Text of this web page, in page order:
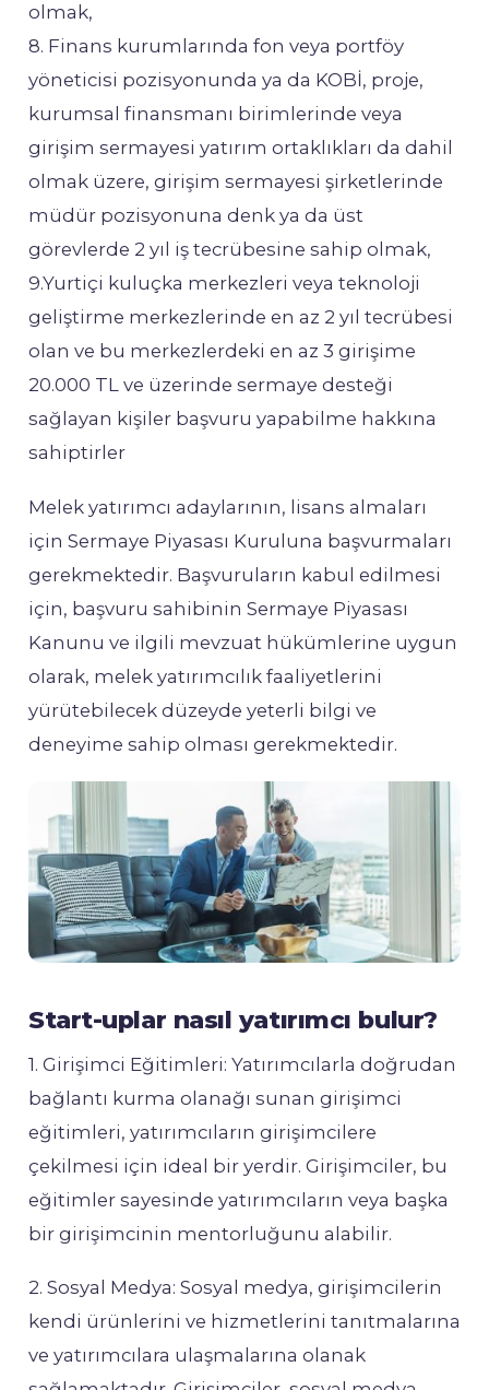
olmak,
8. Finans kurumlarında fon veya portföy
yöneticisi pozisyonunda ya da KOBİ, proje,
kurumsal finansmanı birimlerinde veya
girişim sermayesi yatırım ortaklıkları da dahil
olmak üzere, girişim sermayesi şirketlerinde
müdür pozisyonuna denk ya da üst
görevlerde 2 yıl iş tecrübesine sahip olmak,
9.Yurtiçi kuluçka merkezleri veya teknoloji
geliştirme merkezlerinde en az 2 yıl tecrübesi
olan ve bu merkezlerdeki en az 3 girişime
20.000 TL ve üzerinde sermaye desteği
sağlayan kişiler başvuru yapabilme hakkına
sahiptirler
Melek yatırımcı adaylarının, lisans almaları
için Sermaye Piyasası Kuruluna başvurmaları
gerekmektedir. Başvuruların kabul edilmesi
için, başvuru sahibinin Sermaye Piyasası
Kanunu ve ilgili mevzuat hükümlerine uygun
olarak, melek yatırımcılık faaliyetlerini
yürütebilecek düzeyde yeterli bilgi ve
deneyime sahip olması gerekmektedir.
Start-uplar nasıl yatırımcı bulur?
1. Girişimci Eğitimleri: Yatırımcılarla doğrudan
bağlantı kurma olanağı sunan girişimci
eğitimleri, yatırımcıların girişimcilere
çekilmesi için ideal bir yerdir. Girişimciler, bu
eğitimler sayesinde yatırımcıların veya başka
bir girişimcinin mentorluğunu alabilir.
2. Sosyal Medya: Sosyal medya, girişimcilerin
kendi ürünlerini ve hizmetlerini tanıtmalarına
ve yatırımcılara ulaşmalarına olanak